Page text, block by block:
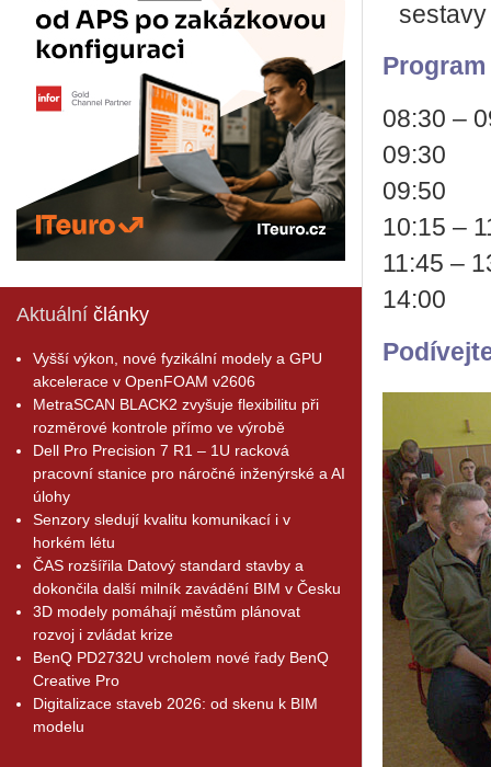
Aktuální články
Vyšší výkon, nové fyzikální modely a GPU
akcelerace v OpenFOAM v2606
MetraSCAN BLACK2 zvyšuje flexibilitu při
rozměrové kontrole přímo ve výrobě
Dell Pro Precision 7 R1 – 1U racková
pracovní stanice pro náročné inženýrské a AI
úlohy
Senzory sledují kvalitu komunikací i v
horkém létu
ČAS rozšířila Datový standard stavby a
dokončila další milník zavádění BIM v Česku
3D modely pomáhají městům plánovat
rozvoj i zvládat krize
BenQ PD2732U vrcholem nové řady BenQ
Creative Pro
Digitalizace staveb 2026: od skenu k BIM
modelu
08:30 –
09:30
09:50
10:15 –
11:45 –
14:00